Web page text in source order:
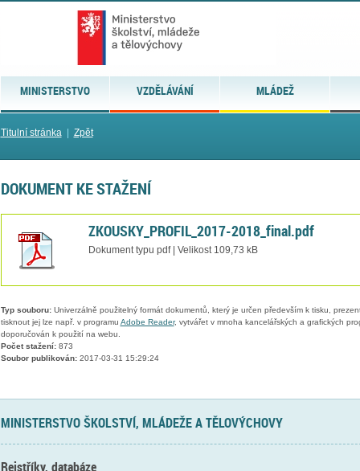
MINISTERSTVO VZDĚLÁVÁNÍ MLÁDEŽ
Titulní stránka| Zpět
DOKUMENT KE STAŽENÍ
ZKOUSKY_PROFIL_2017-2018_final.pdf
Dokument typu pdf | Velikost 109,73 kB
Typ souboru:Univerzálně použitelný formát dokumentů, který je určen především k tisku,
tisknout jej lze např. v programu Adobe Reader, vytvářet v mnoha kancelářských a grafických
doporučován k použití na webu.
Počet stažení:873
Soubor publikován:2017-03-31 15:29:24
MINISTERSTVO ŠKOLSTVÍ, MLÁDEŽE A TĚLOVÝCHOVY
Rejstříky, databáze